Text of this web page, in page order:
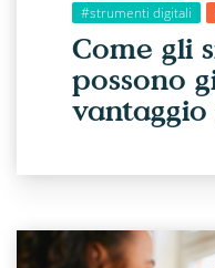
#strumenti digitali
Come gli
possono